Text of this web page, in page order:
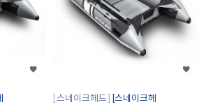
스네이크헤드
[스네이크헤